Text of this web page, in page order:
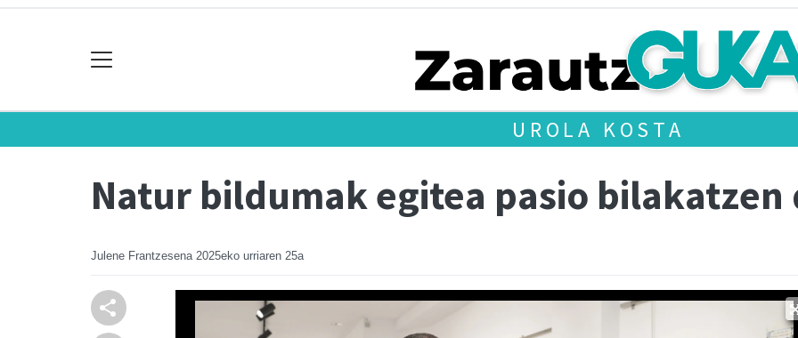
UROLA KOSTA
Natur bildumak egitea pasio bilakatzen
Julene Frantzesena 2025eko urriaren 25a